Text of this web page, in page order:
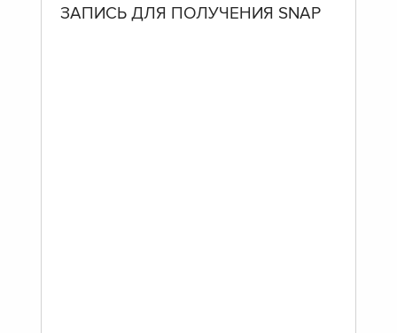
ЗАПИСЬ ДЛЯ ПОЛУЧЕНИЯ SNAP